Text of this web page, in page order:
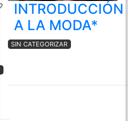
INTRODUCCIÓN
A LA MODA*
SIN CATEGORIZAR